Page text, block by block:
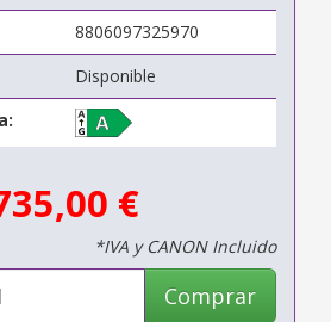
8806097325970
Disponible
€
*IVA y CANON Incluido
Comprar